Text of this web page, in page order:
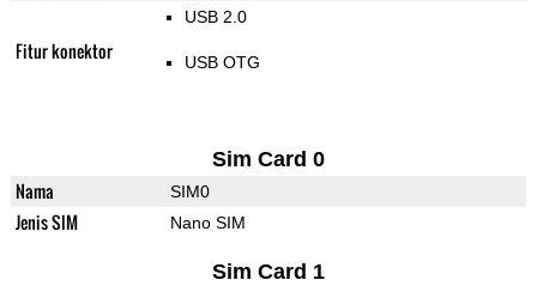
Fitur konektor
USB 2.0
USB OTG
Sim Card 0
Nama SIM0
Jenis SIM Nano SIM
Sim Card 1